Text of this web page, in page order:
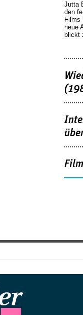
Jutta
den
Films
neue
blickt